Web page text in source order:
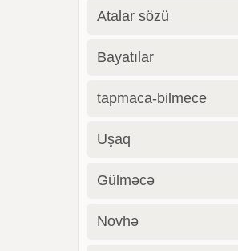
Atalar sözü
Bayatılar
tapmaca-bilmece
Uşaq
Gülməcə
Novhə